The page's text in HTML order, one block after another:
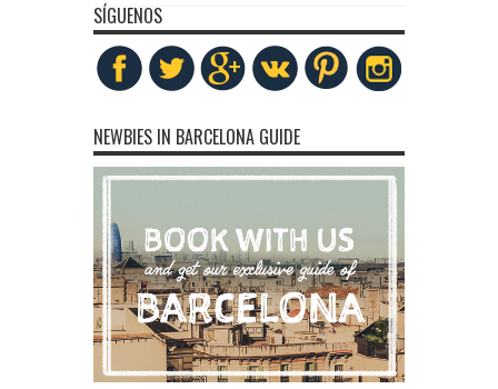
SÍGUENOS
NEWBIES IN BARCELONA GUIDE